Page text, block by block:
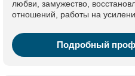
любви, замужество,
отношений, работы на
Подробный